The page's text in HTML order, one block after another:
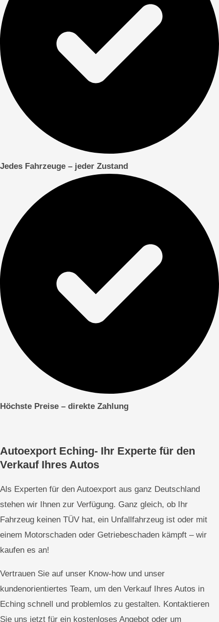
Jedes Fahrzeuge – jeder Zustand
Höchste Preise – direkte Zahlung
Autoexport Eching- Ihr Experte für den
Verkauf Ihres Autos
Als Experten für den Autoexport aus ganz Deutschland
stehen wir Ihnen zur Verfügung. Ganz gleich, ob Ihr
Fahrzeug keinen TÜV hat, ein Unfallfahrzeug ist oder mit
einem Motorschaden oder Getriebeschaden kämpft – wir
kaufen es an!
Vertrauen Sie auf unser Know-how und unser
kundenorientiertes Team, um den Verkauf Ihres Autos in
Eching schnell und problemlos zu gestalten. Kontaktieren
Sie uns jetzt für ein kostenloses Angebot oder um